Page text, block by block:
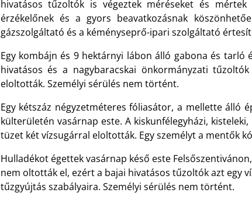
hivatásos tűzoltók is végeztek méréseket és
érzékelőnek és a gyors beavatkozásnak
gázszolgáltató és a kéményseprő-ipari szolgáltató
Egy kombájn és 9 hektárnyi lábon álló gabona és
hivatásos és a nagybaracskai önkormányzati
eloltották. Személyi sérülés nem történt.
Egy kétszáz négyzetméteres fóliasátor, a mellette álló
külterületén vasárnap este. A kiskunfélegyházi,
tüzet két vízsugárral eloltották. Egy személyt a mentők
Hulladékot égettek vasárnap késő este
nem oltották el, ezért a bajai hivatásos tűzoltók azt egy
tűzgyújtás szabályaira. Személyi sérülés nem történt.